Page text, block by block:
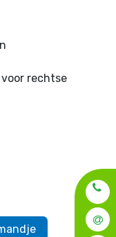
voor rechtse